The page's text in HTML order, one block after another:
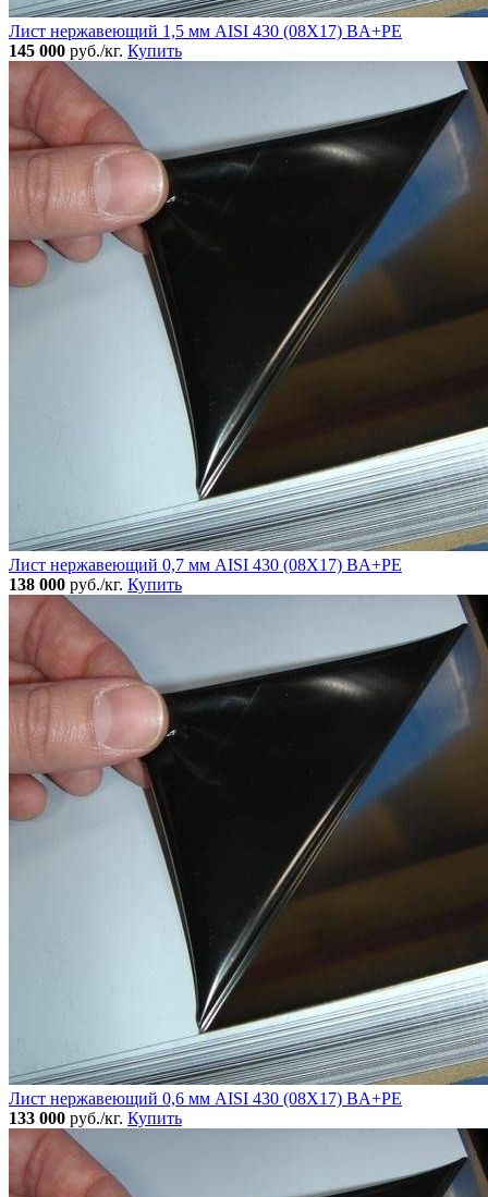
Лист нержавеющий 1,5 мм AISI 430 (08Х17) BA+PE
145 000 руб./кг. Купить
Лист нержавеющий 0,7 мм AISI 430 (08Х17) BA+PE
138 000 руб./кг. Купить
Лист нержавеющий 0,6 мм AISI 430 (08Х17) BA+PE
133 000 руб./кг. Купить